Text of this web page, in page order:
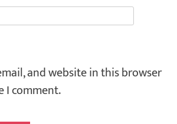
and website in this browser
I comment.